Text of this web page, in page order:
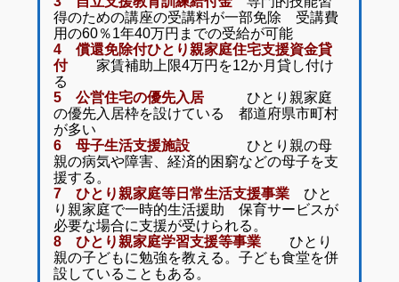
得のための講座の受講料が一部免除 受講費
用の60％1年40万円までの受給が可能
4 償還免除付ひとり親家庭住宅支援資金貸
付家賃補助上限4万円を12か月貸し付け
る
5 公営住宅の優先入居
ひとり親家庭
の優先入居枠を設けている 都道府県市町村
が多い
6 母子生活支援施設
ひとり親の母
親の病気や障害、経済的困窮などの母子を支
援する。
7 ひとり親家庭等日常生活支援事業 ひと
り親家庭で一時的生活援助 保育サービスが
必要な場合に支援が受けられる。
8 ひとり親家庭学習支援等事業
ひとり
親の子どもに勉強を教える。子ども食堂を併
設していることもある。